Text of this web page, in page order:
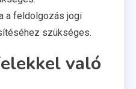
a feldolgozás jogi
szükséges.
való